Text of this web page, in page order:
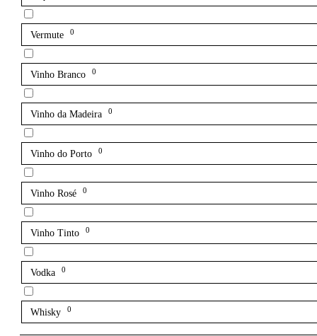
Vermute 0
Vinho Branco 0
Vinho da Madeira 0
Vinho do Porto 0
Vinho Rosé 0
Vinho Tinto 0
Vodka 0
Whisky 0